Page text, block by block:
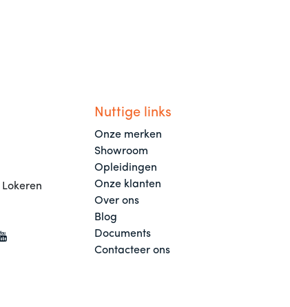
Nuttige links
Onze merken
Showroom
Opleidingen
Onze klanten
Over ons
Blog
Documents
Contacteer ons